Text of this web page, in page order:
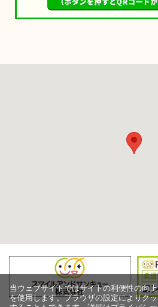
当ウェブサイトではサイトの利便性の向
を使用します。ブラウザの設定によりク